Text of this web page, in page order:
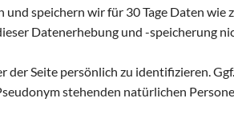
speichern wir für 30 Tage Daten wie
Datenerhebung und -speicherung
der Seite persönlich zu identifizieren.
stehenden natürlichen